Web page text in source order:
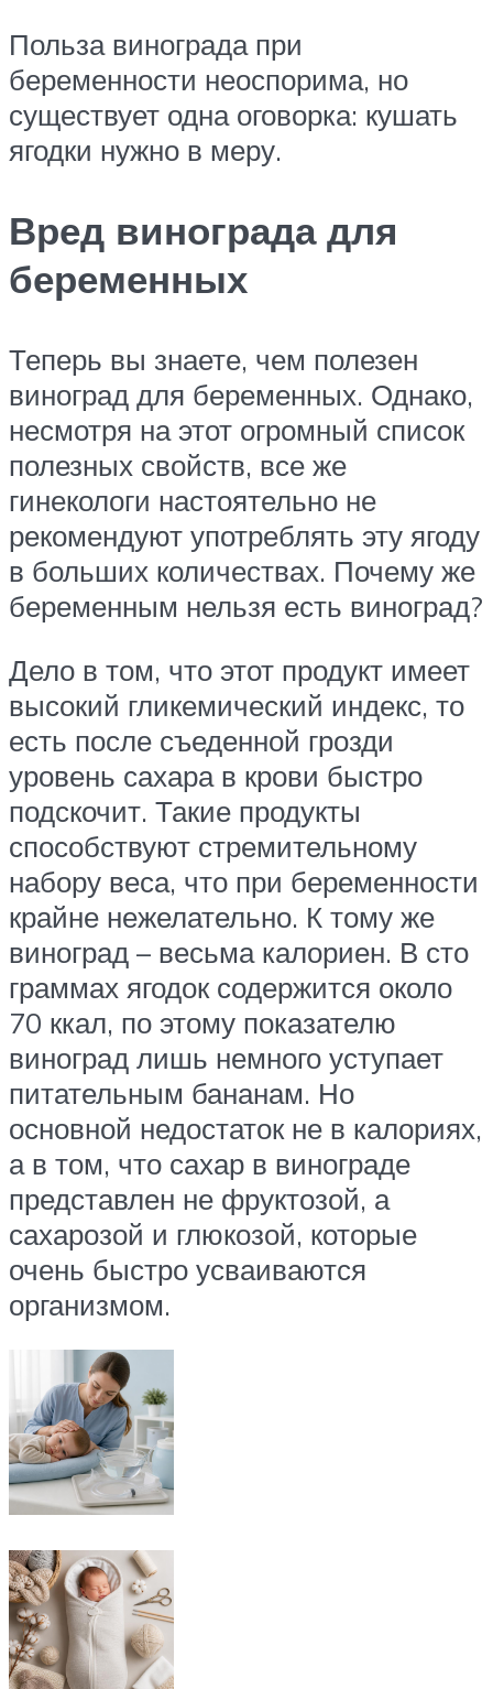
Польза винограда при
беременности неоспорима, но
существует одна оговорка: кушать
ягодки нужно в меру.
Вред винограда для
беременных
Теперь вы знаете, чем полезен
виноград для беременных. Однако,
несмотря на этот огромный список
полезных свойств, все же
гинекологи настоятельно не
рекомендуют употреблять эту ягоду
в больших количествах. Почему же
беременным нельзя есть виноград?
Дело в том, что этот продукт имеет
высокий гликемический индекс, то
есть после съеденной грозди
уровень сахара в крови быстро
подскочит. Такие продукты
способствуют стремительному
набору веса, что при беременности
крайне нежелательно. К тому же
виноград – весьма калориен. В сто
граммах ягодок содержится около
70 ккал, по этому показателю
виноград лишь немного уступает
питательным бананам. Но
основной недостаток не в калориях,
а в том, что сахар в винограде
представлен не фруктозой, а
сахарозой и глюкозой, которые
очень быстро усваиваются
организмом.